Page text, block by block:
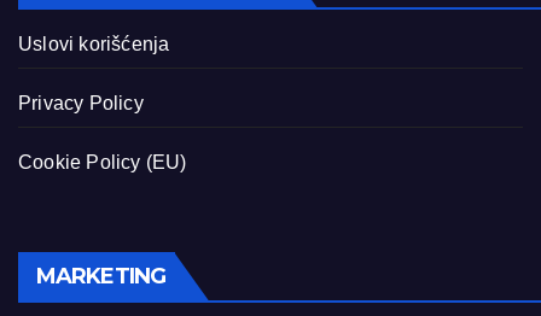
Uslovi korišćenja
Privacy Policy
Cookie Policy (EU)
MARKETING